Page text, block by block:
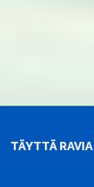
TÄYTTÄ RAVIA